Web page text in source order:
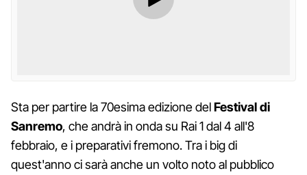
Sta per partire la 70esima edizione delFestival di
Sanremo, che andrà in onda su Rai 1 dal 4 all'8
febbraio, e i preparativi fremono. Tra i big di
quest'anno ci sarà anche un volto noto al pubblico